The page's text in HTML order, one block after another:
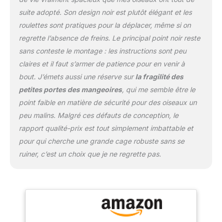
permettent d'ajouter
facilement de la
nourriture et de l'eau aux
oiseaux. Plateau
amovible : la grille
inférieure et le plateau de
cette cage à oiseaux
sont amovibles pour un
nettoyage facile. Et il
comprend 4 gobelets en
plastique pour l'eau et la
nourriture, 2 perchoirs
sur lesquels les oiseaux
peuvent s'asseoir et
jouer. Utilisation multiple
pour oiseaux : cette cage
oiseaux de petite et
moyenne taille comme
les perruches, les
suite adopté. Son design noir est plutôt élégant et les
roulettes sont pratiques pour la déplacer, même si on
regrette l’absence de freins. Le principal point noir reste
sans conteste le montage : les instructions sont peu
claires et il faut s’armer de patience pour en venir à
bout. J’émets aussi une réserve surla fragilité des
petites portes des mangeoires, qui me semble être le
point faible en matière de sécurité pour des oiseaux un
peu malins. Malgré ces défauts de conception, le
rapport qualité-prix est tout simplement imbattable et
pour qui cherche une grande cage robuste sans se
ruiner, c’est un choix que je ne regrette pas.